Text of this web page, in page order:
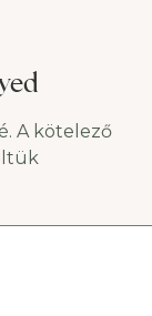
A kötelező